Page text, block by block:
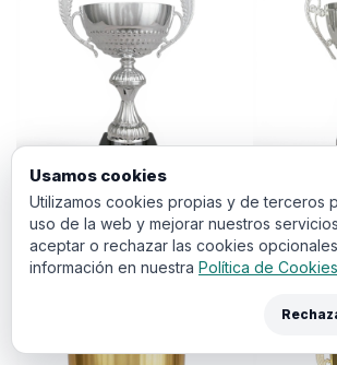
Copa plateada con asas
ornamentales, 3 alturas Ref.
26020
7,70€
Copa
26015
13,88€
Usamos cookies
Utilizamos cookies propias y de terceros
uso de la web y mejorar nuestros
aceptar o rechazar las cookies
información en nuestra Política de Cookies